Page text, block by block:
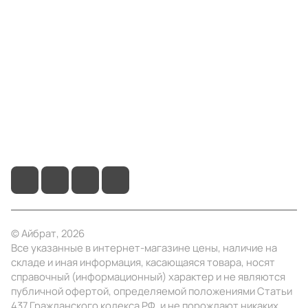
© Айбрат, 2026
Все указанные в интернет-магазине цены, наличие на
складе и иная информация, касающаяся товара, носят
справочный (информационный) характер и не являются
публичной офертой, определяемой положениями Статьи